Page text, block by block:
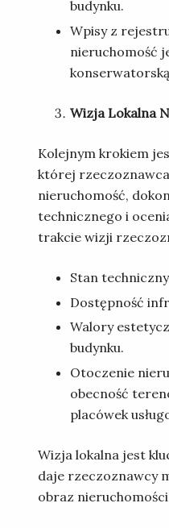
budynku.
Wpisy z
nieruchomość
Wizja Lokalna
Kolejnym krokiem
której
nieruchomość,
technicznego i
trakcie wizji
Stan
Dostępność
Walory
budynku.
Otoczenie
obecność
placówek
Wizja lokalna jest
daje rzeczoznawcy
obraz